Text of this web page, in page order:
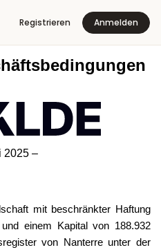
Registrieren Anmelden
2025 –
mit beschränkter Haftung
einem Kapital von 188.932
von Nanterre unter der